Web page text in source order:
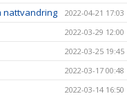
nattvandring 2022-04-21 17:03
2022-03-29 12:00
2022-03-25 19:45
2022-03-17 00:48
2022-03-14 16:50